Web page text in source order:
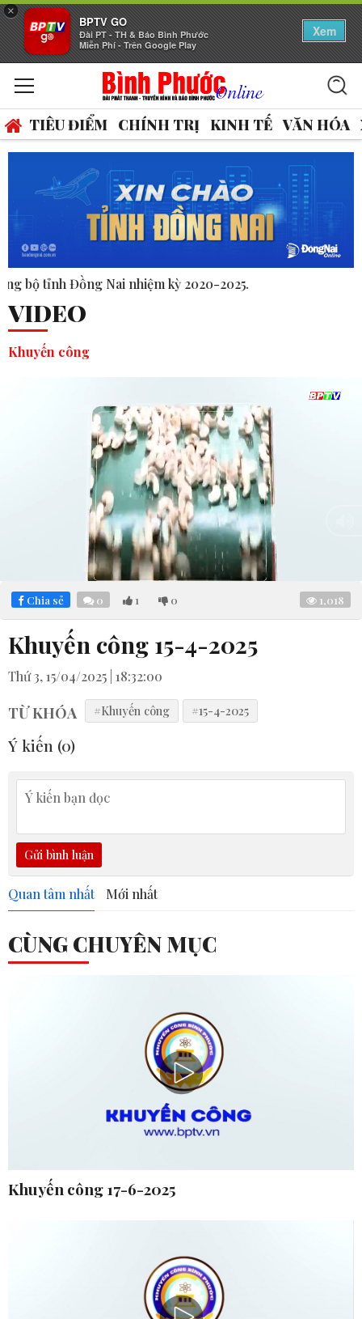
×
BPTV GO
Đài PT - TH & Báo Bình Phước
Miễn Phí - Trên Google Play
Xem
TIÊU ĐIỂM CHÍNH TRỊ KINH TẾ VĂN HÓA
2020-2025.
VIDEO
Khuyến công
Loaded
:
5.80%
Chia sẻ 0 1 0 1,018
Khuyến công 15-4-2025
Thứ 3, 15/04/2025 | 18:32:00
TỪ KHÓA #Khuyến công #15-4-2025
Ý kiến (0)
Gửi bình luận
Quan tâm nhất Mới nhất
CÙNG CHUYÊN MỤC
Khuyến công 17-6-2025